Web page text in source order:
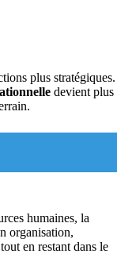
plus stratégiques.
devient plus
humaines, la
organisation,
en restant dans le